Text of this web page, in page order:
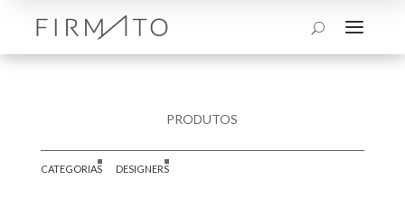
U a
PRODUTOS
CATEGORIAS DESIGNERS